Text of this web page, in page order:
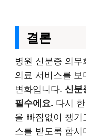
결론
병원 신분증 의
의료 서비스를
변화입니다. 신분
필수에요. 다시
을 빠짐없이 챙
스를 받도록 합